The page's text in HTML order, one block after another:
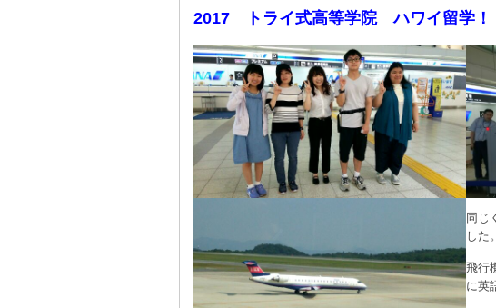
2017 トライ式高等学院 ハワイ留学！
同じ
した。
飛行
に英